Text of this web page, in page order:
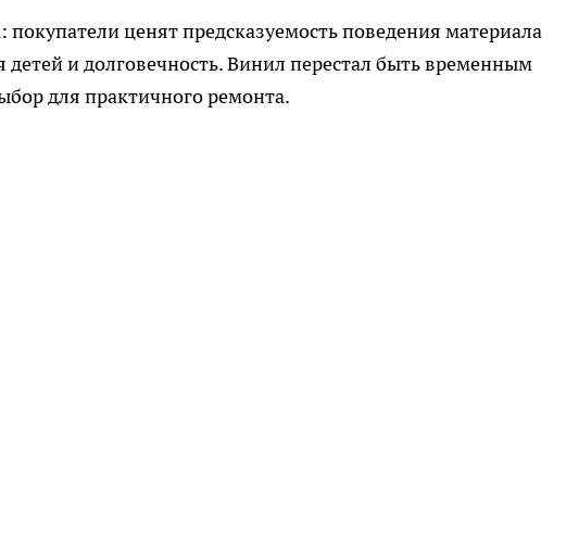
ценят предсказуемость поведения материала
детей и долговечность. Винил перестал быть временным
для практичного ремонта.